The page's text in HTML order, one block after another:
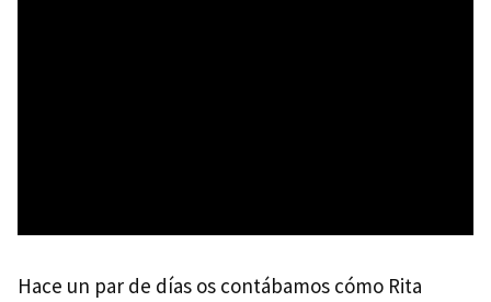
Hace un par de días os contábamos cómo Rita